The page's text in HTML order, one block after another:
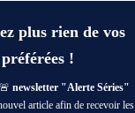
plus rien de vos
!
🚨newsletter "Alerte Séries"
article afin de recevoir les